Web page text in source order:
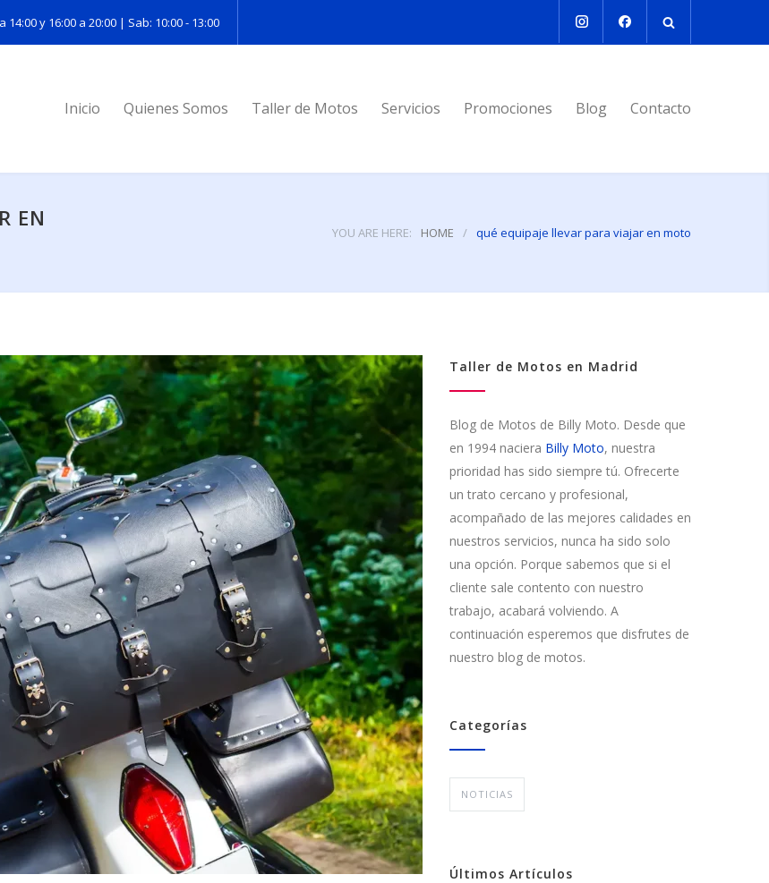
14:00 y 16:00 a 20:00 | Sab: 10:00 - 13:00
Inicio Quienes Somos Taller de Motos Servicios Promociones Blog Contacto
EN
YOU ARE HERE: HOME / qué equipaje llevar para viajar en moto
Taller de Motos en Madrid
Blog de Motos de Billy Moto. Desde que
en 1994 naciera Billy Moto, nuestra
prioridad has sido siempre tú. Ofrecerte
un trato cercano y profesional,
acompañado de las mejores calidades en
nuestros servicios, nunca ha sido solo
una opción. Porque sabemos que si el
cliente sale contento con nuestro
trabajo, acabará volviendo. A
continuación esperemos que disfrutes de
nuestro blog de motos.
Categorías
NOTICIAS
Últimos Artículos